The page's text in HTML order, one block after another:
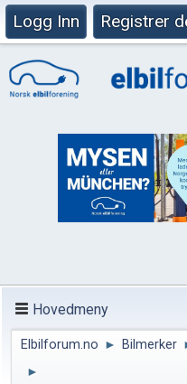
Logg Inn Registrer
Hovedmeny
Elbilforum.no ► Bilmerker
►